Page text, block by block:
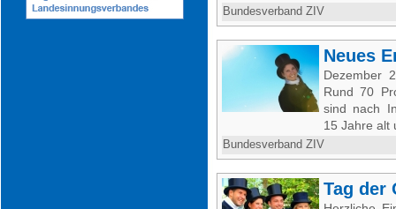
Bundesverband ZIV
Neues
Dezember
Rund 70
sind nach
15 Jahre alt
Bundesverband ZIV
Tag der